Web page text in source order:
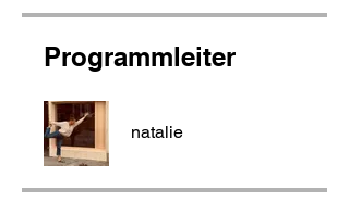
Programmleiter
natalie